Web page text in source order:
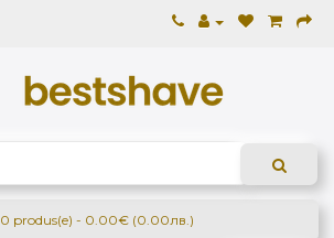
0 produs(e) - 0.00€ (0.00лв.)